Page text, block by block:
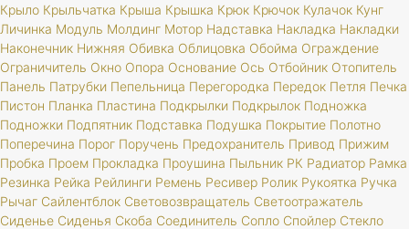
Крыло Крыльчатка Крыша Крышка Крюк Крючок Кулачок Кунг
Личинка Модуль Молдинг Мотор Надставка Накладка Накладки
Наконечник Нижняя Обивка Облицовка Обойма Ограждение
Ограничитель Окно Опора Основание Ось Отбойник Отопитель
Панель Патрубки Пепельница Перегородка Передок Петля Печка
Пистон Планка Пластина Подкрылки Подкрылок Подножка
Подножки Подпятник Подставка Подушка Покрытие Полотно
Поперечина Порог Поручень Предохранитель Привод Прижим
Пробка Проем Прокладка Проушина Пыльник РК Радиатор Рамка
Резинка Рейка Рейлинги Ремень Ресивер Ролик Рукоятка Ручка
Рычаг Сайлентблок Световозвращатель Светоотражатель
Сиденье Сиденья Скоба Соединитель Сопло Спойлер Стекло